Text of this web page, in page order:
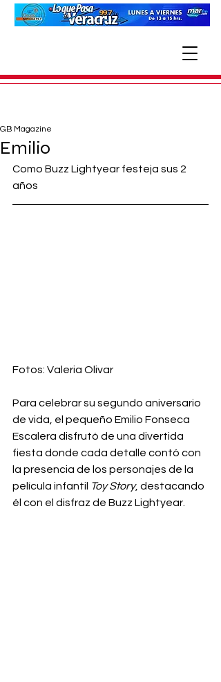
Emilio
GB Magazine
Como Buzz Lightyear festeja sus 2
años
Fotos: Valeria Olivar
Para celebrar su segundo aniversario
de vida, el pequeño Emilio Fonseca
Escalera disfrutó de una divertida
fiesta donde cada detalle contó con
la presencia de los personajes de la
película infantil Toy Story, destacando
él con el disfraz de Buzz Lightyear.